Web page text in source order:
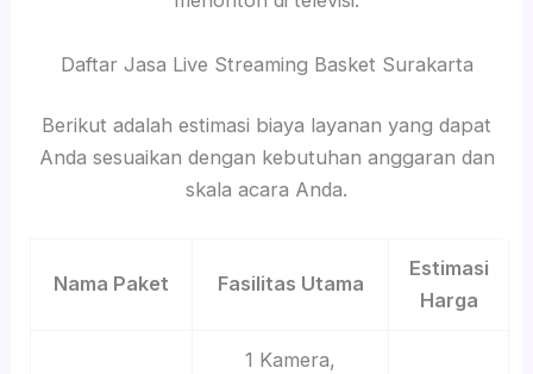
Daftar Jasa Live Streaming Basket Surakarta
Berikut adalah estimasi biaya layanan yang dapat
Anda sesuaikan dengan kebutuhan anggaran dan
skala acara Anda.
Nama Paket Fasilitas Utama
Estimasi
Harga
1 Kamera,